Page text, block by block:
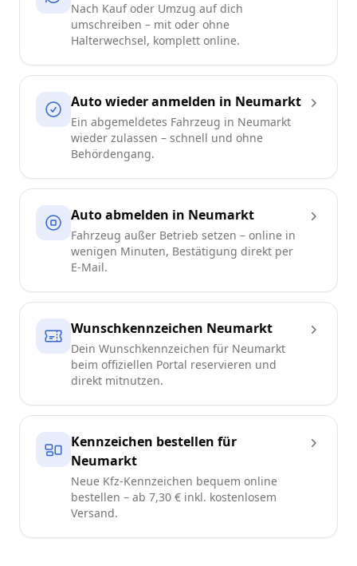
Nach Kauf oder Umzug auf dich
umschreiben – mit oder ohne
Halterwechsel, komplett online.
Auto wieder anmelden in Neumarkt
Ein abgemeldetes Fahrzeug in Neumarkt
wieder zulassen – schnell und ohne
Behördengang.
Auto abmelden in Neumarkt
Fahrzeug außer Betrieb setzen – online in
wenigen Minuten, Bestätigung direkt per
E-Mail.
Wunschkennzeichen Neumarkt
Dein Wunschkennzeichen für Neumarkt
beim offiziellen Portal reservieren und
direkt mitnutzen.
Kennzeichen bestellen für
Neumarkt
Neue Kfz-Kennzeichen bequem online
bestellen – ab 7,30 € inkl. kostenlosem
Versand.